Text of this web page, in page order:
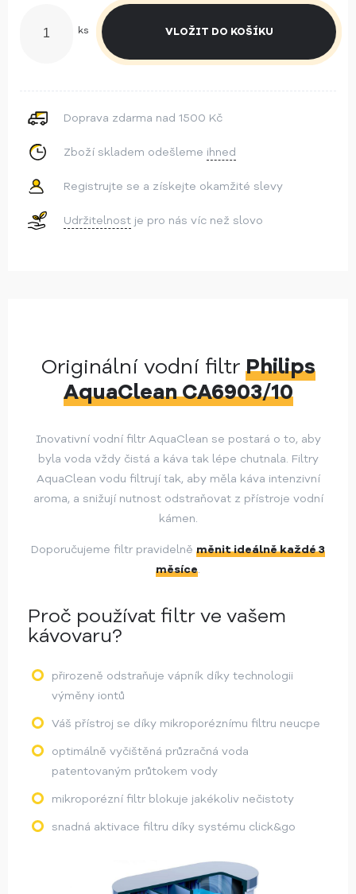
ks
Doprava zdarma nad 1500 Kč
Zboží skladem odešleme ihned
Registrujte se a získejte okamžité slevy
Udržitelnost je pro nás víc než slovo
Originální vodní filtr Philips
AquaClean CA6903/10
Inovativní vodní filtr AquaClean se postará o to, aby
byla voda vždy čistá a káva tak lépe chutnala. Filtry
AquaClean vodu filtrují tak, aby měla káva intenzivní
aroma, a snižují nutnost odstraňovat z přístroje vodní
kámen.
Doporučujeme filtr pravidelně měnit ideálně každé 3
měsíce.
Proč používat filtrve vašem
kávovaru?
přirozeně odstraňuje vápník díky technologii
výměny iontů
Váš přístroj se díky mikroporéznímu filtru neucpe
optimálně vyčištěná průzračná voda
patentovaným průtokem vody
mikroporézní filtr blokuje jakékoliv nečistoty
snadná aktivace filtru díky systému click&go